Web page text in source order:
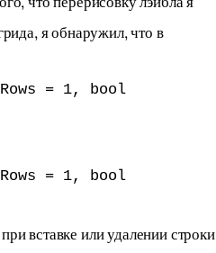
я обнаружил, что в
= 1, bool
= 1, bool
вставке или удалении строки